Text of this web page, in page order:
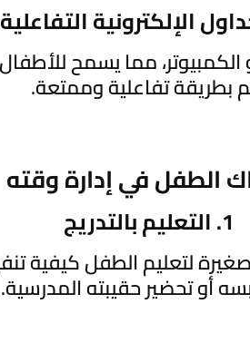
الكمبيوتر، مما يسمح
بطريقة تفاعلية وممتعة.
الطفل في إدارة وقته
1. التعليم بالتدريج
لتعليم الطفل كيفية
أو تحضير حقيبته المدرسية.